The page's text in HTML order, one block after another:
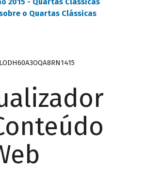
2015 - Quartas Clássicas
o Quartas Clássicas